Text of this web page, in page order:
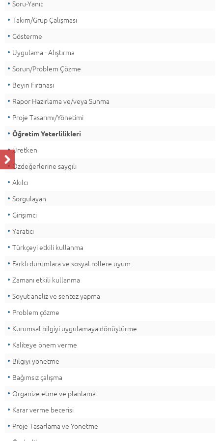
Soru-Yanıt
Takım/Grup Çalışması
Gösterme
Uygulama - Alıştırma
Sorun/Problem Çözme
Beyin Fırtınası
Rapor Hazırlama ve/veya Sunma
Proje Tasarımı/Yönetimi
Öğretim Yeterlilikleri
Üretken
Özdeğerlerine saygılı
Akılcı
Sorgulayan
Girişimci
Yaratıcı
Türkçeyi etkili kullanma
Farklı durumlara ve sosyal rollere uyum
Zamanı etkili kullanma
Soyut analiz ve sentez yapma
Problem çözme
Kurumsal bilgiyi uygulamaya dönüştürme
Kaliteye önem verme
Bilgiyi yönetme
Bağımsız çalışma
Organize etme ve planlama
Karar verme becerisi
Proje Tasarlama ve Yönetme